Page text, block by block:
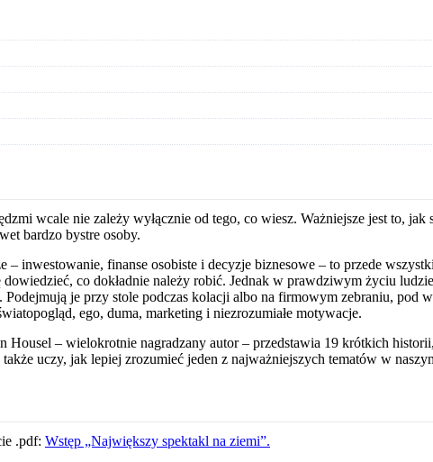
wcale nie zależy wyłącznie od tego, co wiesz. Ważniejsze jest to, jak
bardzo bystre osoby.
– inwestowanie, finanse osobiste i decyzje biznesowe – to przede
co dokładnie należy robić. Jednak w prawdziwym życiu
je przy stole podczas kolacji albo na firmowym zebraniu, pod
ego, duma, marketing i niezrozumiałe motywacje.
Housel – wielokrotnie nagradzany autor – przedstawia 19 krótkich
uczy, jak lepiej zrozumieć jeden z najważniejszych tematów w
.pdf: Wstęp „Największy spektakl na ziemi”.